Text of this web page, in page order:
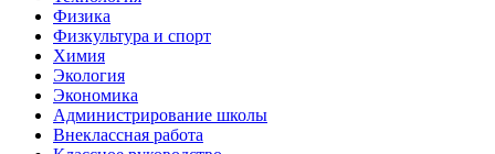
Физика
Физкультура и спорт
Химия
Экология
Экономика
Администрирование школы
Внеклассная работа